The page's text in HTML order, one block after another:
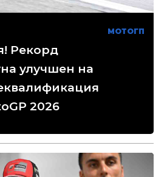
МОТОГП
Рекорд
улучшен на
2026